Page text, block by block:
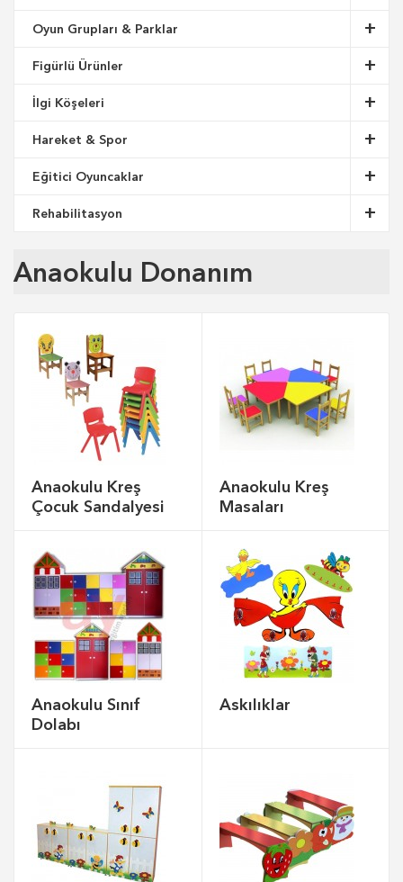
Oyun Grupları & Parklar
Figürlü Ürünler
İlgi Köşeleri
Hareket & Spor
Eğitici Oyuncaklar
Rehabilitasyon
Anaokulu Donanım
Anaokulu Kreş
Çocuk Sandalyesi
Anaokulu Kreş
Masaları
Anaokulu Sınıf
Dolabı
Askılıklar